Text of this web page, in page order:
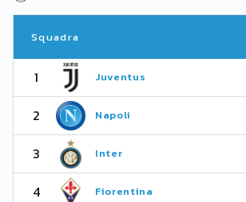
Squadra
1 Juventus
2 Napoli
3 Inter
4 Fiorentina